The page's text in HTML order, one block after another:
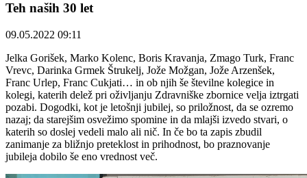
Teh naših 30 let
09.05.2022 09:11
Jelka Gorišek, Marko Kolenc, Boris Kravanja, Zmago Turk, Franc
Vrevc, Darinka Grmek Štrukelj, Jože Možgan, Jože Arzenšek,
Franc Urlep, Franc Cukjati… in ob njih še številne kolegice in
kolegi, katerih delež pri oživljanju Zdravniške zbornice velja iztrgati
pozabi. Dogodki, kot je letošnji jubilej, so priložnost, da se ozremo
nazaj; da starejšim osvežimo spomine in da mlajši izvedo stvari, o
katerih so doslej vedeli malo ali nič. In če bo ta zapis zbudil
zanimanje za bližnjo preteklost in prihodnost, bo praznovanje
jubileja dobilo še eno vrednost več.